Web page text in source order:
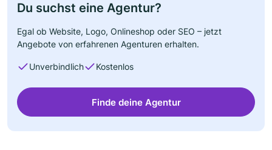
Du suchst eine Agentur?
Egal ob Website, Logo, Onlineshop oder SEO – jetzt
Angebote von erfahrenen Agenturen erhalten.
Unverbindlich Kostenlos
Finde deine Agentur